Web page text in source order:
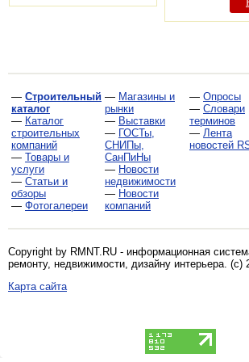
— Строительный
каталог
— Каталог
строительных
компаний
— Товары и
услуги
— Статьи и
обзоры
— Фотогалереи
— Магазины и
рынки
— Выставки
— ГОСТы,
СНИПы,
СанПиНы
— Новости
недвижимости
— Новости
компаний
— Опросы
— Словари
терминов
— Лента
новостей
Copyright by RMNT.RU - информационная
ремонту, недвижимости, дизайну интерьера. (c)
Карта сайта